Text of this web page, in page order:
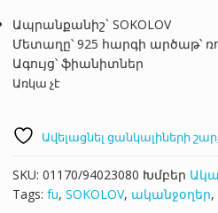
was:
29900 AMD.
is:
19900
Ապրանքանիշ` SOKOLOV
Մետաղը՝ 925 հարգի արծաթ՝
Ագույց՝ ֆիանիտներ
Առկա չէ
Ավելացնել ցանկալիների
SKU: 01170/94023080 Խմբեր
Tags: fu, SOKOLOV, ականջօղեր,